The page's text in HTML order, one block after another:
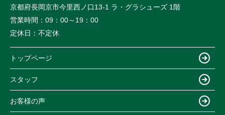
京都府長岡京市今里西ノ口13-1 ラ・グラシューズ 1階
営業時間： 09：00～19：00
定休日： 不定休
トップページ
スタッフ
お客様の声